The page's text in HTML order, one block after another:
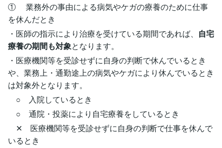
① 業務外の事由による病気やケガの療養のために仕事
を休んだとき
・医師の指示により治療を受けている期間であれば、 自宅
療養の期間も対象となります。
・医療機関等を受診せずに自身の判断で休んでいるとき
や、業務上・通勤途上の病気やケガにより休んでいるとき
は対象外となります。
○ 入院しているとき
○ 通院・投薬により自宅療養をしているとき
✕ 医療機関等を受診せずに自身の判断で仕事を休んで
いるとき